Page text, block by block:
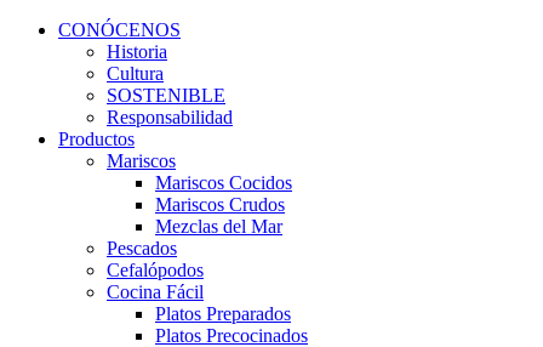
CONÓCENOS
Historia
Cultura
SOSTENIBLE
Responsabilidad
Productos
Mariscos
Mariscos Cocidos
Mariscos Crudos
Mezclas del Mar
Pescados
Cefalópodos
Cocina Fácil
Platos Preparados
Platos Precocinados